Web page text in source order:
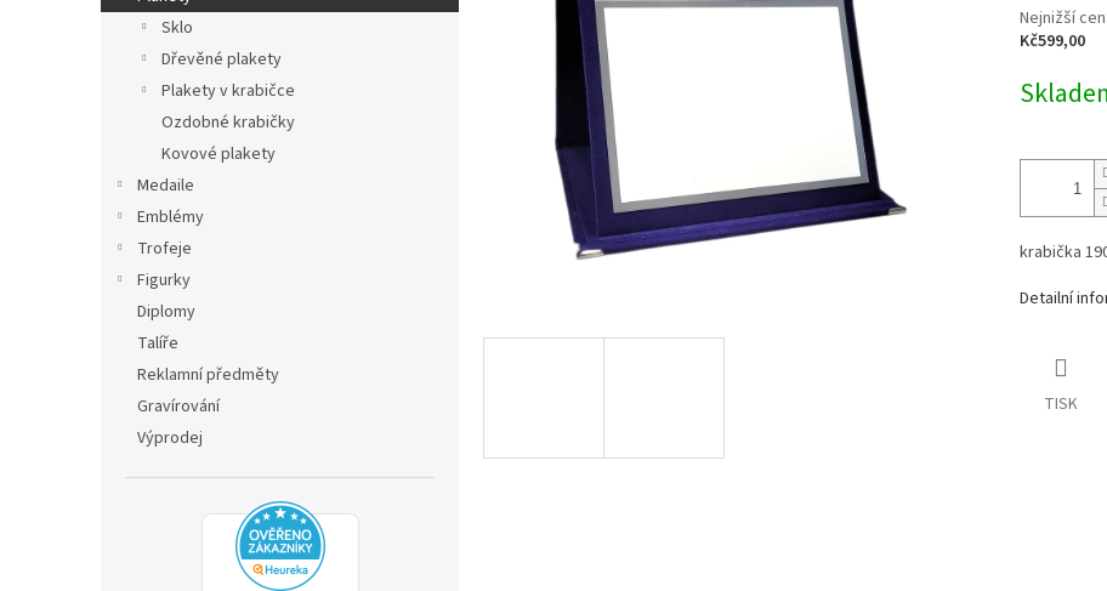
n
Sklo
Dřevěné plakety
Plakety v krabičce
Ozdobné krabičky
Kovové plakety
Medaile
Emblémy
Trofeje
Figurky
Diplomy
Talíře
Reklamní předměty
Gravírování
Výprodej
Měrná
cena:
Nejnižší
Kč599,00
krabička
Detailní
TISK